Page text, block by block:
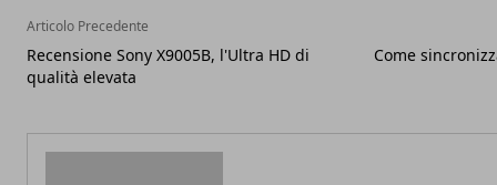
Articolo Precedente
Recensione Sony X9005B, l'Ultra HD di
qualità elevata
Come